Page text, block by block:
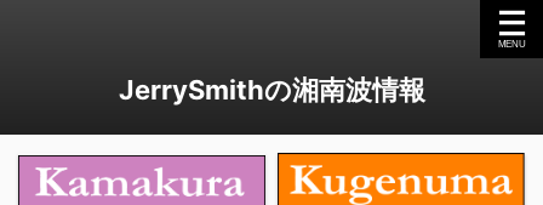
JerrySmithの湘南波情報